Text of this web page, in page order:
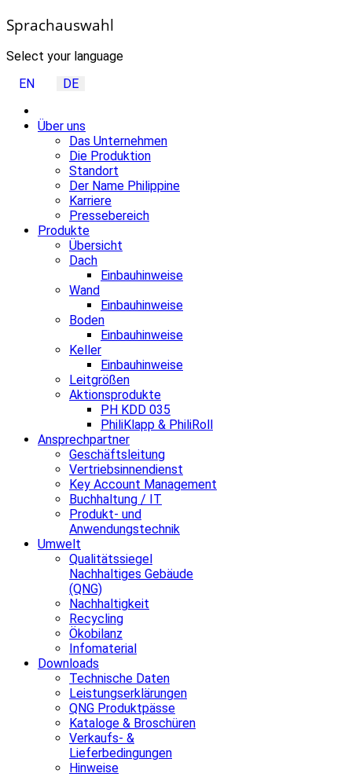
Sprachauswahl
Select your language
EN
DE
Über uns
Das Unternehmen
Die Produktion
Standort
Der Name Philippine
Karriere
Pressebereich
Produkte
Übersicht
Dach
Einbauhinweise
Wand
Einbauhinweise
Boden
Einbauhinweise
Keller
Einbauhinweise
Leitgrößen
Aktionsprodukte
PH KDD 035
PhiliKlapp & PhiliRoll
Ansprechpartner
Geschäftsleitung
Vertriebsinnendienst
Key Account Management
Buchhaltung / IT
Produkt- und
Anwendungstechnik
Umwelt
Qualitätssiegel
Nachhaltiges Gebäude
(QNG)
Nachhaltigkeit
Recycling
Ökobilanz
Infomaterial
Downloads
Technische Daten
Leistungserklärungen
QNG Produktpässe
Kataloge & Broschüren
Verkaufs- &
Lieferbedingungen
Hinweise